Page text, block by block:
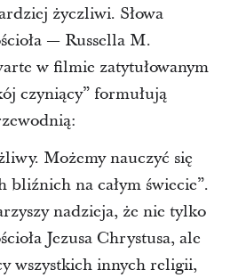
życzliwi. Słowa
— Russella M.
w filmie zatytułowanym
czyniący” formułują
Możemy nauczyć się
bliźnich na całym świecie”.
nadzieja, że nie tylko
Jezusa Chrystusa, ale
wszystkich innych religii,